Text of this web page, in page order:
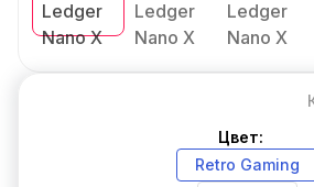
Цвет:
Retro Gaming